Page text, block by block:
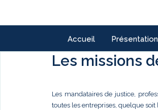
Accueil Présentation
Les missions
Les mandataires de justice,
toutes les entreprises, quelque soit